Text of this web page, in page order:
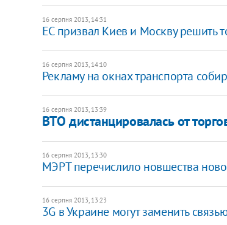
16 серпня 2013, 14:31
ЕС призвал Киев и Москву решить
16 серпня 2013, 14:10
Рекламу на окнах транспорта
16 серпня 2013, 13:39
ВТО дистанцировалась от
16 серпня 2013, 13:30
МЭРТ перечислило новшества
16 серпня 2013, 13:23
3G в Украине могут заменить